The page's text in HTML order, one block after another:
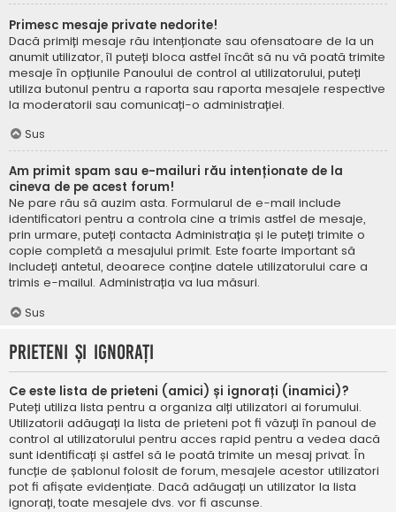
Primesc mesaje private nedorite!
Dacă primiți mesaje rău intenționate sau ofensatoare de la un
anumit utilizator, îl puteți bloca astfel încât să nu vă poată trimite
mesaje în opțiunile Panoului de control al utilizatorului, puteți
utiliza butonul pentru a raporta sau raporta mesajele respective
la moderatorii sau comunicați-o administrației.
Sus
Am primit spam sau e-mailuri rău intenționate de la
cineva de pe acest forum!
Ne pare rău să auzim asta. Formularul de e-mail include
identificatori pentru a controla cine a trimis astfel de mesaje,
prin urmare, puteți contacta Administrația și le puteți trimite o
copie completă a mesajului primit. Este foarte important să
includeți antetul, deoarece conține datele utilizatorului care a
trimis e-mailul. Administrația va lua măsuri.
Sus
Prieteni și ignorați
Ce este lista de prieteni (amici) și ignorați (inamici)?
Puteți utiliza lista pentru a organiza alți utilizatori ai forumului.
Utilizatorii adăugați la lista de prieteni pot fi văzuți în panoul de
control al utilizatorului pentru acces rapid pentru a vedea dacă
sunt identificați și astfel să le poată trimite un mesaj privat. În
funcție de șablonul folosit de forum, mesajele acestor utilizatori
pot fi afișate evidențiate. Dacă adăugați un utilizator la lista
ignorați, toate mesajele dvs. vor fi ascunse.